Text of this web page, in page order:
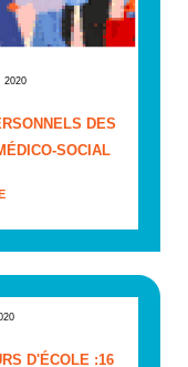
2020
DES
SOCIAL
D'ÉCOLE :16